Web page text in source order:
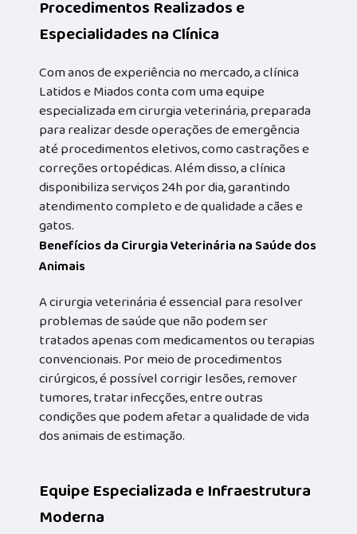
Procedimentos Realizados e
Especialidades na Clínica
Com anos de experiência no mercado, a clínica
Latidos e Miados conta com uma equipe
especializada em cirurgia veterinária, preparada
para realizar desde operações de emergência
até procedimentos eletivos, como castrações e
correções ortopédicas. Além disso, a clínica
disponibiliza serviços 24h por dia, garantindo
atendimento completo e de qualidade a cães e
gatos.
Benefícios da Cirurgia Veterinária na Saúde dos
Animais
A cirurgia veterinária é essencial para resolver
problemas de saúde que não podem ser
tratados apenas com medicamentos ou terapias
convencionais. Por meio de procedimentos
cirúrgicos, é possível corrigir lesões, remover
tumores, tratar infecções, entre outras
condições que podem afetar a qualidade de vida
dos animais de estimação.
Equipe Especializada e Infraestrutura
Moderna